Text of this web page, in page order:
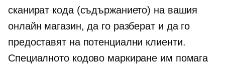
сканират кода (съдържанието) на вашия
онлайн магазин, да го разберат и да го
предоставят на потенциални клиенти.
Специалното кодово маркиране им помага